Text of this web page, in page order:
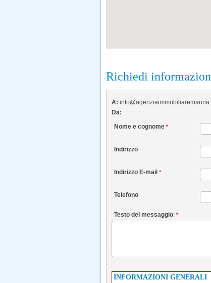
Richiedi
A:
Da:
Nome e cognome*
Indirizzo
Indirizzo E-mail *
Telefono
Testo del messaggio: *